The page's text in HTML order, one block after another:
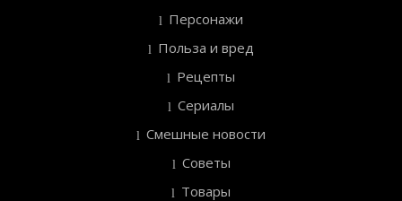
Персонажи
Польза и вред
Рецепты
Сериалы
Смешные новости
Советы
Товары